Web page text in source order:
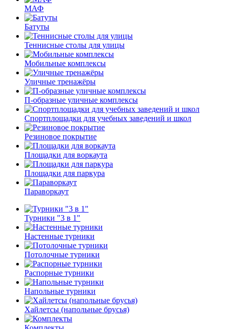
МАФ
Батуты
Теннисные столы для улицы
Мобильные комплексы
Уличные тренажёры
П-образные уличные комплексы
Спортплощадки для учебных заведений и школ
Резиновое покрытие
Площадки для воркаута
Площадки для паркура
Параворкаут
Турники "3 в 1"
Настенные турники
Потолочные турники
Распорные турники
Напольные турники
Хайлетсы (напольные брусья)